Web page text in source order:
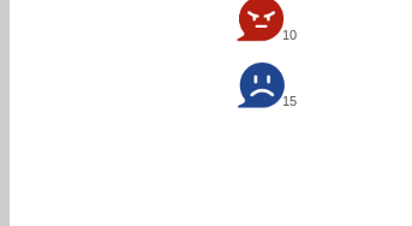
10
15